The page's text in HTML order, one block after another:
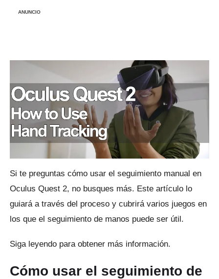
ANUNCIO
Si te preguntas cómo usar el seguimiento manual en
Oculus Quest 2, no busques más. Este artículo lo
guiará a través del proceso y cubrirá varios juegos en
los que el seguimiento de manos puede ser útil.
Siga leyendo para obtener más información.
Cómo usar el seguimiento de